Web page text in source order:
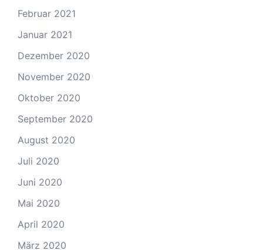
Februar 2021
Januar 2021
Dezember 2020
November 2020
Oktober 2020
September 2020
August 2020
Juli 2020
Juni 2020
Mai 2020
April 2020
März 2020